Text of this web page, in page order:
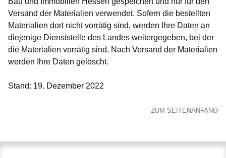
Versand der Materialien verwendet. Sofern die bestellten
Materialien dort nicht vorrätig sind, werden Ihre Daten an
diejenige Dienststelle des Landes weitergegeben, bei der
die Materialien vorrätig sind. Nach Versand der Materialien
werden Ihre Daten gelöscht.
Stand: 19. Dezember 2022
ZUM SEITENANFANG